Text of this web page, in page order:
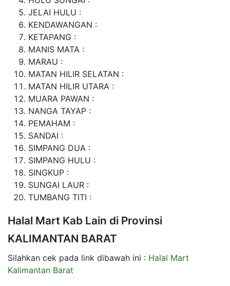
JELAI HULU :
KENDAWANGAN :
KETAPANG :
MANIS MATA :
MARAU :
MATAN HILIR SELATAN :
MATAN HILIR UTARA :
MUARA PAWAN :
NANGA TAYAP :
PEMAHAM :
SANDAI :
SIMPANG DUA :
SIMPANG HULU :
SINGKUP :
SUNGAI LAUR :
TUMBANG TITI :
Halal Mart Kab Lain di Provinsi
KALIMANTAN BARAT
Silahkan cek pada link dibawah ini : Halal Mart
Kalimantan Barat